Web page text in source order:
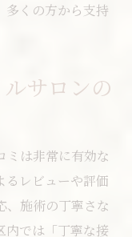
多くの方から支持
サロンの
ミは非常に有効な
るレビューや評価
、施術の丁寧さな
内では「丁寧な接